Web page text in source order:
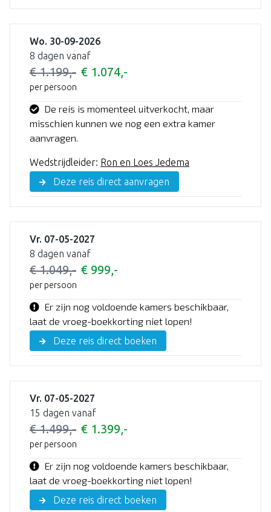
Wo. 30-09-2026
8 dagen vanaf
€ 1.199,- € 1.074,-
per persoon
De reis is momenteel uitverkocht, maar
misschien kunnen we nog een extra kamer
aanvragen.
Wedstrijdleider: Ron en Loes Jedema
Deze reis direct aanvragen
Vr. 07-05-2027
8 dagen vanaf
€ 1.049,- € 999,-
per persoon
Er zijn nog voldoende kamers beschikbaar,
laat de vroeg-boekkorting niet lopen!
Deze reis direct boeken
Vr. 07-05-2027
15 dagen vanaf
€ 1.499,- € 1.399,-
per persoon
Er zijn nog voldoende kamers beschikbaar,
laat de vroeg-boekkorting niet lopen!
Deze reis direct boeken